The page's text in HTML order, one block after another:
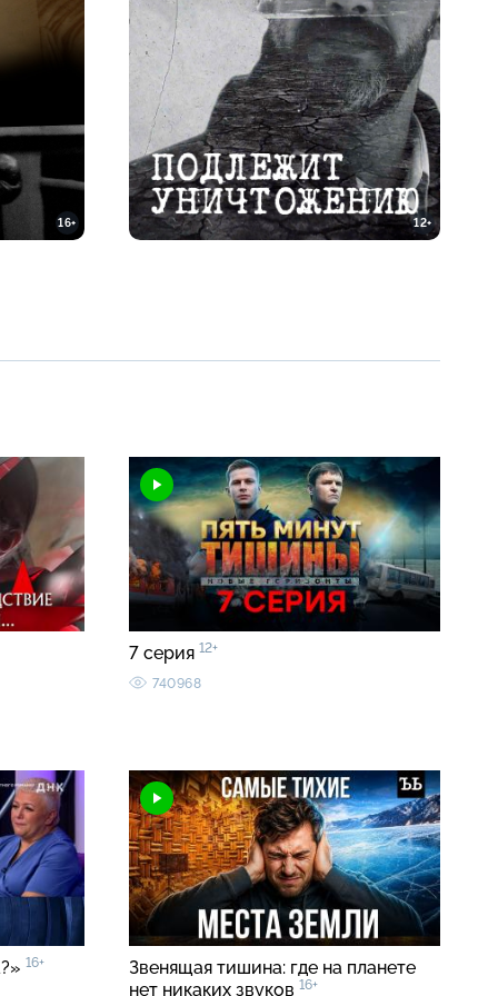
16+ 12+
7 серия 12+
740968
16+
Звенящая тишина: где на планете
нет никаких звуков 16+